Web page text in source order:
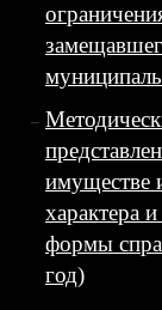
имуществе
характера
формы
год)